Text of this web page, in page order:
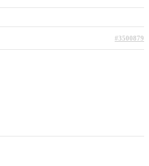
#3500879